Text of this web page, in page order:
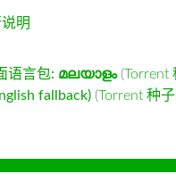
明
语言包: മലയാളം (Torrent
fallback) (Torrent 种子